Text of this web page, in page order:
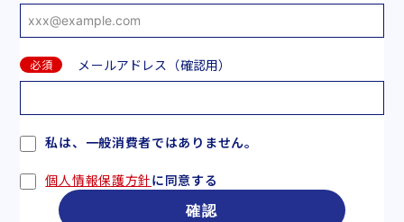
必須 メールアドレス（確認用）
私は、一般消費者ではありません。
個人情報保護方針に同意する